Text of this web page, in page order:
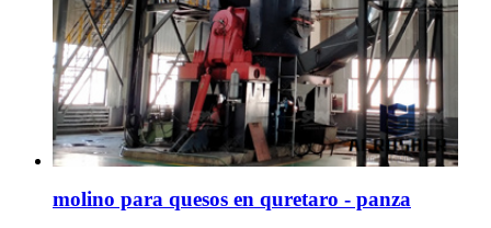
molino para quesos en quretaro - panza